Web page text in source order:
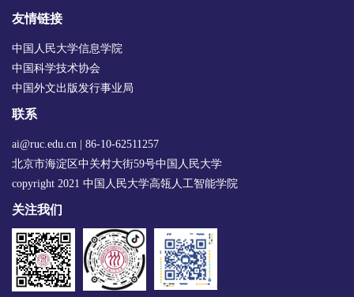
友情链接
中国人民大学信息学院
中国科学技术协会
中国外文出版发行事业局
联系
ai@ruc.edu.cn | 86-10-62511257
北京市海淀区中关村大街59号中国人民大学
copyright 2021 中国人民大学高瓴人工智能学院
关注我们